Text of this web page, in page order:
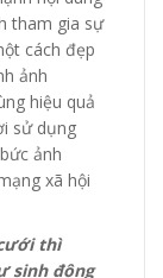
tham gia sự
cách đẹp
ảnh
hiệu quả
sử dụng
ảnh
xã hội
thì
sinh động